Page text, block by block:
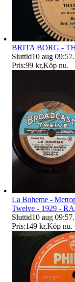
BRITA BORG -
Sluttid10 aug 09:57.
Pris:99 kr,Köp nu.
La Boheme -
Twelve - 1929 -
Sluttid10 aug 09:57.
Pris:149 kr,Köp nu.